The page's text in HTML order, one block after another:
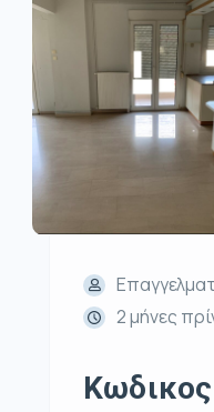
2 μήνες